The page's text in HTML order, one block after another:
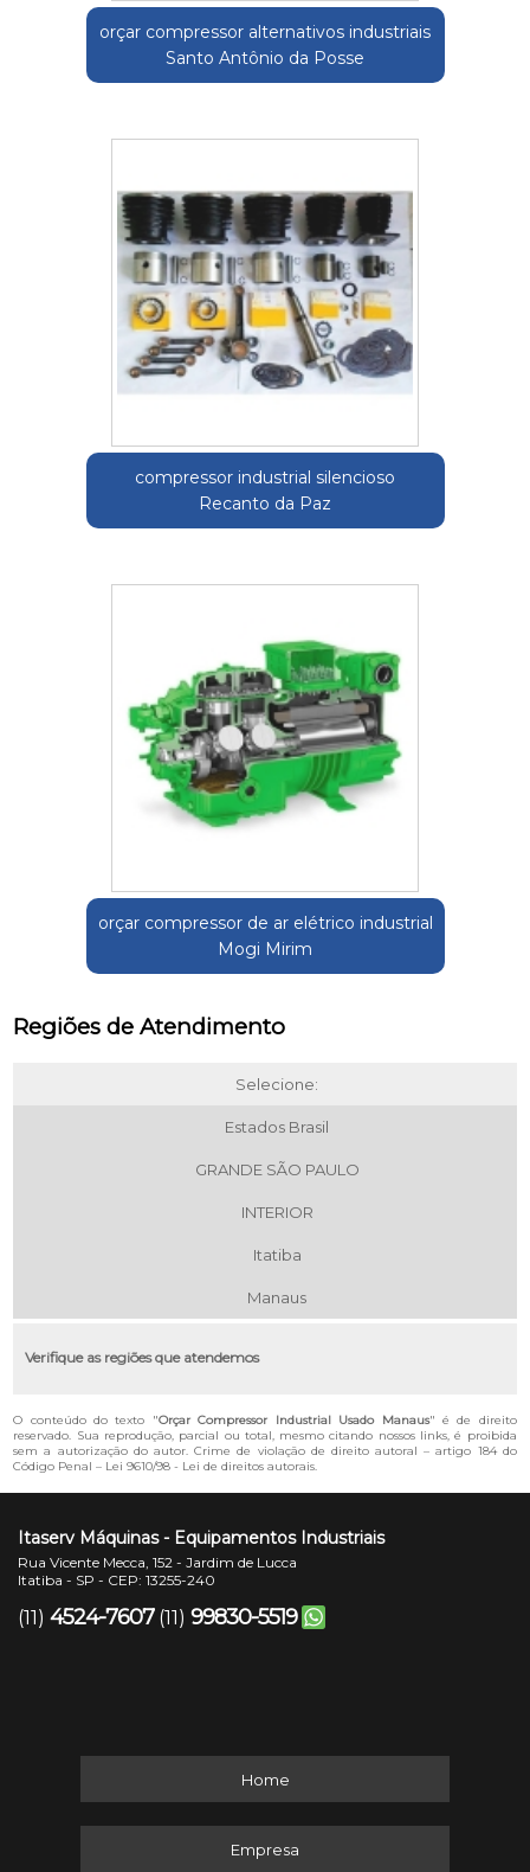
orçar compressor alternativos industriais
Santo Antônio da Posse
compressor industrial silencioso
Recanto da Paz
orçar compressor de ar elétrico industrial
Mogi Mirim
Regiões de Atendimento
Selecione:
Estados Brasil
GRANDE SÃO PAULO
INTERIOR
Itatiba
Manaus
Verifique as regiões que atendemos
O conteúdo do texto "Orçar Compressor Industrial Usado Manaus" é de direito
reservado. Sua reprodução, parcial ou total, mesmo citando nossos links, é proibida
sem a autorização do autor. Crime de violação de direito autoral – artigo 184 do
Código Penal – Lei 9610/98 - Lei de direitos autorais.
Itaserv Máquinas - Equipamentos Industriais
Rua Vicente Mecca, 152 - Jardim de Lucca
Itatiba - SP - CEP: 13255-240
(11) 4524-7607 (11) 99830-5519
Home
Empresa